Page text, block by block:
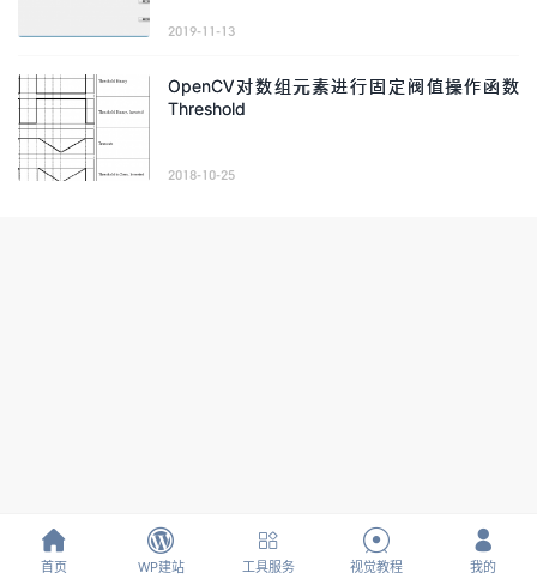
2019-11-13
OpenCV对数组元素进行固定阀值操作函数
Threshold
2018-10-25

首页

WP建站

工具服务

视觉教程

我的